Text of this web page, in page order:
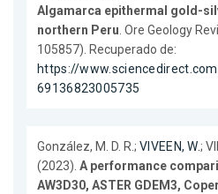
Algamarca epithermal gold-
northern Peru. Ore Geology
105857). Recuperado de:
https://
69136823005735
González, M. D. R.; VIVEEN, W.;
(2023). A performance
AW3D30, ASTER GDEM3,